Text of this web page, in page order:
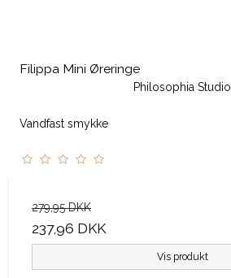
Filippa Mini Øreringe
Philosophia Studio
Vandfast smykke
279,95 DKK
237,96 DKK
Vis produkt